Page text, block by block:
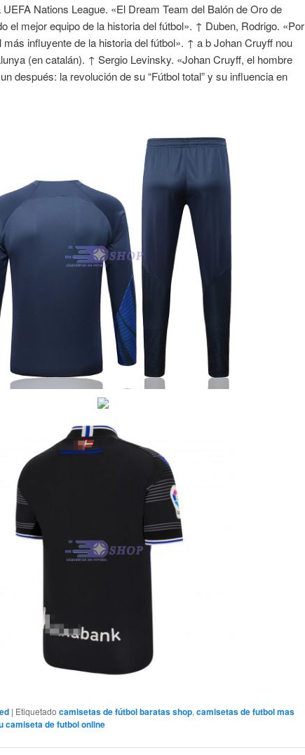
Nations League. «El Dream Team del Balón de Oro de
el mejor equipo de la historia del fútbol». ↑ Duben, Rodrigo. «Por
influyente de la historia del fútbol». ↑ a b Johan Cruyff nou
(en catalán). ↑ Sergio Levinsky. «Johan Cruyff, el hombre
después: la revolución de su “Fútbol total” y su influencia en
| Etiquetado camisetas de fútbol baratas shop, camisetas de futbol mas
camiseta de futbol online